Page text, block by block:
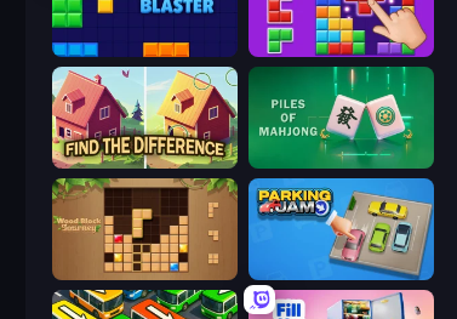
Block Blaster BlockBuster Puzzle
Find The Difference Piles of Mahjong
Wood Block Journey